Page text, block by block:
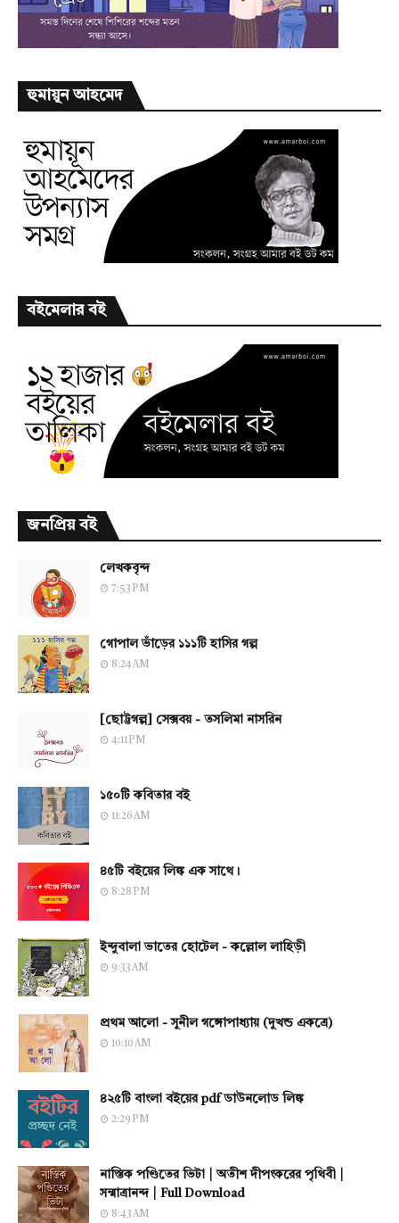
হুমায়ূন আহমেদ
বইমেলার বই
জনপ্রিয় বই
লেখকবৃন্দ
7:53 PM
গোপাল ভাঁড়ের ১১১টি হাসির গল্প
8:24 AM
[ছোট্টগল্প] সেক্সবয় - তসলিমা নাসরিন
4:11 PM
১৫০টি কবিতার বই
11:26 AM
৪৫টি বইয়ের লিঙ্ক এক সাথে।
8:28 PM
ইন্দুবালা ভাতের হোটেল - কল্লোল লাহিড়ী
9:33 AM
প্রথম আলো - সুনীল গঙ্গোপাধ্যায় (দুখন্ড একত্রে)
10:10 AM
৪২৫টি বাংলা বইয়ের pdf ডাউনলোড লিঙ্ক
2:29 PM
নাস্তিক পণ্ডিতের ভিটা | অতীশ দীপংকরের পৃথিবী |
সন্মাত্রানন্দ | Full Download
8:43 AM